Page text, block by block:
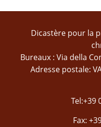
Dicastère pour la
Bureaux : Via della
Adresse postale:
Tel:+39
Fax: